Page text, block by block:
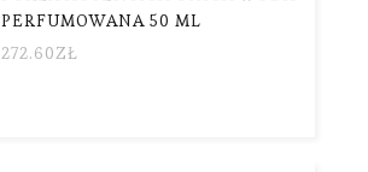
PERFUMOWANA 50 ML
272.60ZŁ